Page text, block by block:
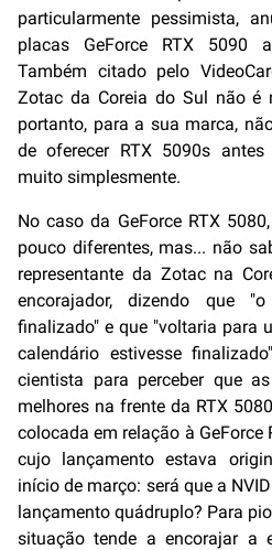
particularmente pessimista,
placas GeForce RTX 5090
Também citado pelo
Zotac da Coreia do Sul não é
portanto, para a sua marca,
de oferecer RTX 5090s
muito simplesmente.
No caso da GeForce RTX
pouco diferentes, mas... não
representante da Zotac na
encorajador, dizendo que
finalizado" e que "voltaria para
calendário estivesse
cientista para perceber que
melhores na frente da RTX
colocada em relação à GeForce
cujo lançamento estava
início de março: será que a
lançamento quádruplo? Para
situação tende a encorajar a